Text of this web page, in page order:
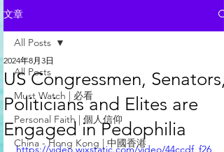
文章
All Posts
Must Watch | 必看
Personal Faith | 個人信仰
China - Hong Kong | 中國香港
All Posts
US Congressmen, Senators,
Politicians and Elites are
Engaged in Pedophilia
2024年8月3日
https://video.wixstatic.com/video/44ccdf_f26